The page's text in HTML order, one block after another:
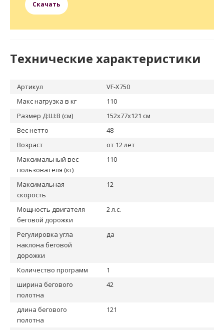
Скачать
Технические характеристики
Артикул
VF-X750
Макс нагрузка в кг
110
Размер Д:Ш:В (см)
152x77x121 см
Вес нетто
48
Возраст
от 12 лет
Максимальный вес
пользователя (кг)
110
Максимальная
скорость
12
Мощность двигателя
беговой дорожки
2 л.с.
Регулировка угла
наклона беговой
дорожки
да
Количество программ
1
ширина бегового
полотна
42
длина бегового
полотна
121